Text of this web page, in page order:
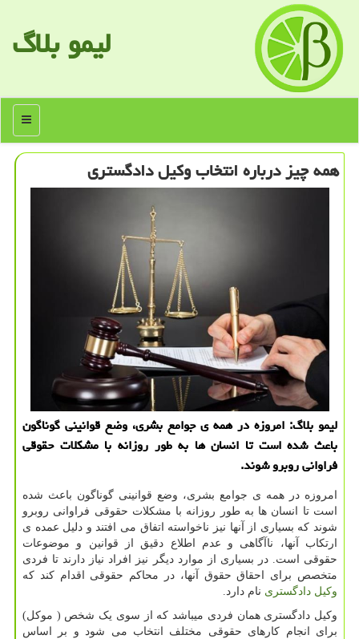
لیمو بلاگ
منو
همه چیز درباره انتخاب وكیل دادگستری
لیمو بلاگ: امروزه در همه ی جوامع بشری، وضع قوانینی گوناگون
باعث شده است تا انسان ها به طور روزانه با مشكلات حقوقی
فراوانی روبرو شوند.
امروزه در همه ی جوامع بشری، وضع قوانینی گوناگون باعث شده
است تا انسان ها به طور روزانه با مشکلات حقوقی فراوانی روبرو
شوند که بسیاری از آنها نیز ناخواسته اتفاق می افتند و دلیل عمده ی
ارتکاب آنها، ناآگاهی و عدم اطلاع دقیق از قوانین و موضوعات
حقوقی است. در بسیاری از موارد دیگر نیز افراد نیاز دارند تا فردی
متخصص برای احقاق حقوق آنها، در محاکم حقوقی اقدام کند که
وکیل دادگستری نام دارد.
وکیل دادگستری همان فردی میباشد که از سوی یک شخص ( موکل)
برای انجام کارهای حقوقی مختلف انتخاب می شود و بر اساس